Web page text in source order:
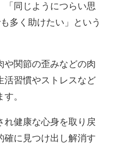
「同じようにつらい思
多く助けたい」という
や関節の歪みなどの肉
活習慣やストレスなど
。
れ健康な心身を取り戻
確に見つけ出し解消す